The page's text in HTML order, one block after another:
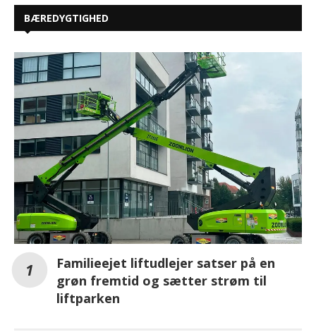
BÆREDYGTIGHED
Familieejet liftudlejer satser på en
grøn fremtid og sætter strøm til
liftparken